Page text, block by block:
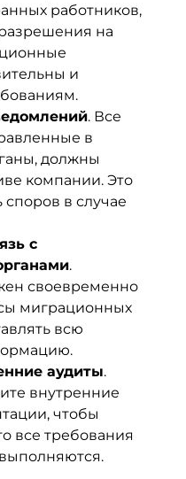
работников,
на
и
. Все
в
должны
компании. Это
в случае
с
.
своевременно
миграционных
всю
аудиты.
внутренние
чтобы
все требования